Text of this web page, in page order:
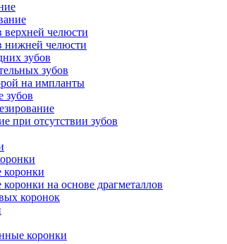
верхней челюсти
нижней челюсти
зубов
зубов
на импланты
зубов
при отсутствии зубов
коронки
на основе драгметаллов
коронок
коронки